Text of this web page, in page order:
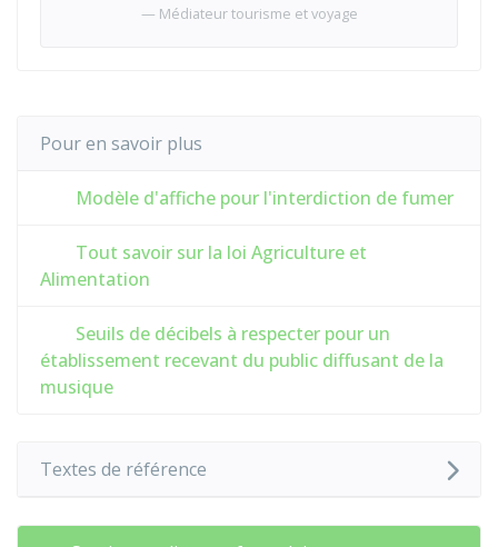
Médiateur tourisme et voyage
Pour en savoir plus
Modèle d'affiche pour l'interdiction de fumer
Tout savoir sur la loi Agriculture et
Alimentation
Seuils de décibels à respecter pour un
établissement recevant du public diffusant de la
musique
Textes de référence